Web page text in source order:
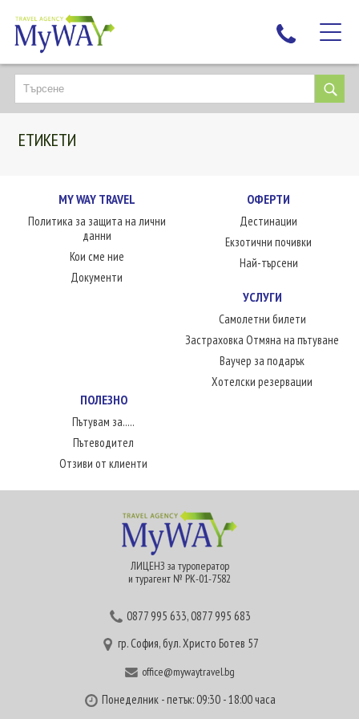
НАЙ-ТЪРСЕНИ
ДЕСТИНАЦИИ
ЕКЗОТИЧНИ ПОЧИВКИ
НОВА ГОДИНА
ПЪТУВАЙТЕ С ДЕЦА
ЛЮБОПИТНО
ЕТИКЕТИ
MY WAY TRAVEL
Политика за защита на лични
данни
Кои сме ние
Документи
ОФЕРТИ
Дестинации
Екзотични почивки
Най-търсени
УСЛУГИ
Самолетни билети
Застраховка Отмяна на пътуване
Ваучер за подарък
Хотелски резервации
ПОЛЕЗНО
Пътувам за.....
Пътеводител
Отзиви от клиенти
ЛИЦЕНЗ за туроператор
и турагент № РК-01-7582
0877 995 633,0877 995 683
гр. София, бул. Христо Ботев 57
office@mywaytravel.bg
Понеделник - петък: 09:30 - 18:00 часа